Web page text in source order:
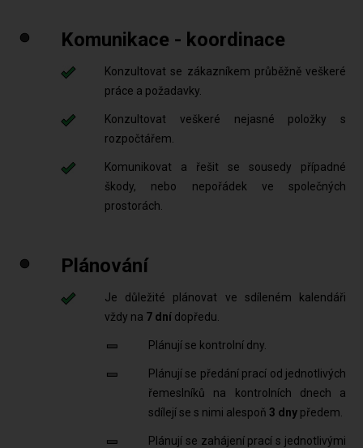
Komunikace - koordinace
Konzultovat se zákazníkem průběžně veškeré
práce a požadavky.
Konzultovat veškeré nejasné položky s
rozpočtářem.
Komunikovat a řešit se sousedy případné
škody, nebo nepořádek ve společných
prostorách.
Plánování
Je důležité plánovat ve sdíleném kalendáři
vždy na 7 dní dopředu.
Plánují se kontrolní dny.
Plánují se předání prací od jednotlivých
řemeslníků na kontrolních dnech a
sdílejí se s nimi alespoň 3 dny předem.
Plánují se zahájení prací s jednotlivými